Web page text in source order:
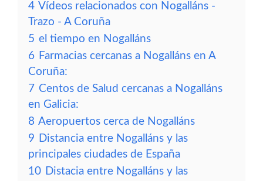
4 Vídeos relacionados con Nogalláns -
Trazo - A Coruña
5 el tiempo en Nogalláns
6 Farmacias cercanas a Nogalláns en A
Coruña:
7 Centos de Salud cercanas a Nogalláns
en Galicia:
8 Aeropuertos cerca de Nogalláns
9 Distancia entre Nogalláns y las
principales ciudades de España
10 Distacia entre Nogalláns y las